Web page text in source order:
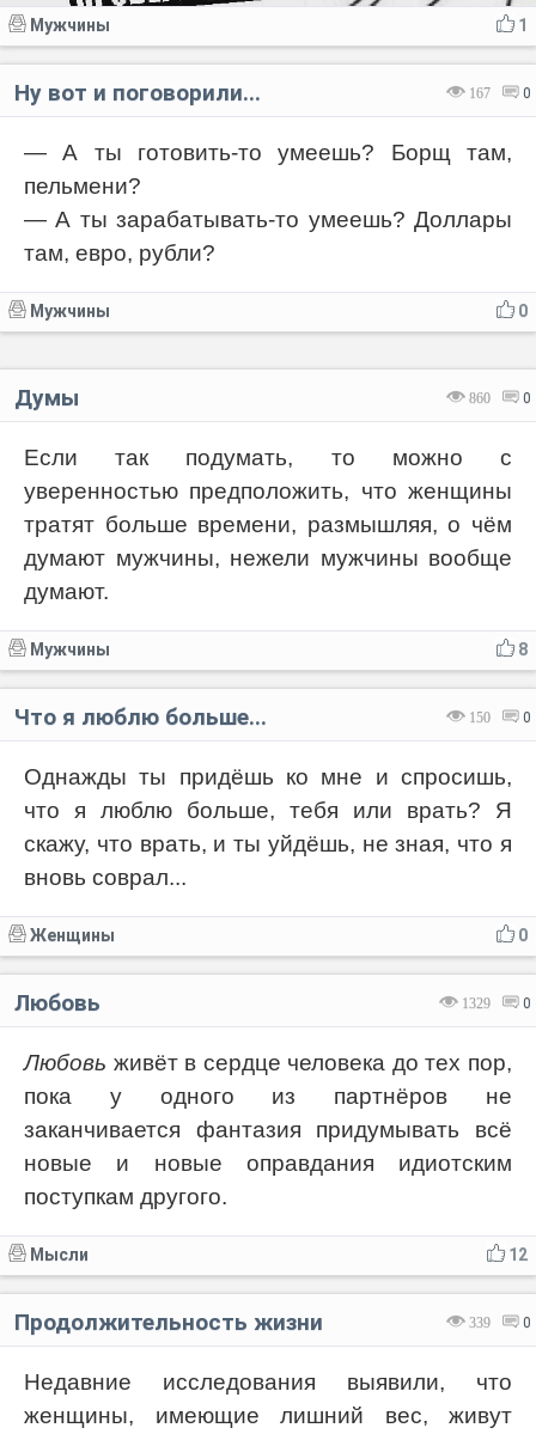
1
Мужчины
167 0
Ну вот и поговорили...
— А ты готовить-то умеешь? Борщ там,
пельмени?
— А ты зарабатывать-то умеешь? Доллары
там, евро, рубли?
0
Мужчины
860 0
Думы
Если так подумать, то можно с
уверенностью предположить, что женщины
тратят больше времени, размышляя, о чём
думают мужчины, нежели мужчины вообще
думают.
8
Мужчины
150 0
Что я люблю больше...
Однажды ты придёшь ко мне и спросишь,
что я люблю больше, тебя или врать? Я
скажу, что врать, и ты уйдёшь, не зная, что я
вновь соврал...
0
Женщины
1329 0
Любовь
Любовь живёт в сердце человека до тех пор,
пока у одного из партнёров не
заканчивается фантазия придумывать всё
новые и новые оправдания идиотским
поступкам другого.
12
Мысли
339 0
Продолжительность жизни
Недавние исследования выявили, что
женщины, имеющие лишний вес, живут